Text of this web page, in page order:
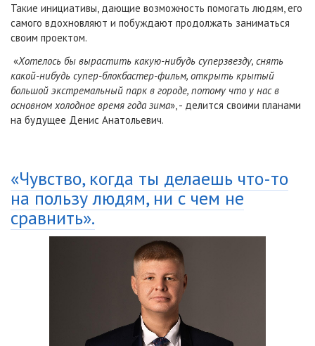
Такие инициативы, дающие возможность помогать людям, его
самого вдохновляют и побуждают продолжать заниматься
своим проектом.
«Хотелось бы вырастить какую-нибудь суперзвезду, снять
какой-нибудь супер-блокбастер-фильм, открыть крытый
большой экстремальный парк в городе, потому что у нас в
основном холодное время года зима», - делится своими планами
на будущее Денис Анатольевич.
«Чувство, когда ты делаешь что-то
на пользу людям, ни с чем не
сравнить».